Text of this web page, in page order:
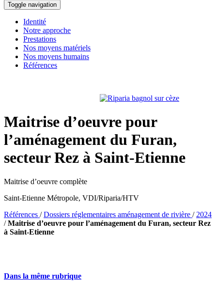
Toggle navigation
Identité
Notre approche
Prestations
Nos moyens matériels
Nos moyens humains
Références
Maitrise d’oeuvre pour
l’aménagement du Furan,
secteur Rez à Saint-Etienne
Maitrise d’oeuvre complète
Saint-Etienne Métropole, VDI/Riparia/HTV
Références /Dossiers réglementaires aménagement de rivière / 2024
/Maitrise d’oeuvre pour l’aménagement du Furan, secteur Rez
à Saint-Etienne
Dans la même rubrique